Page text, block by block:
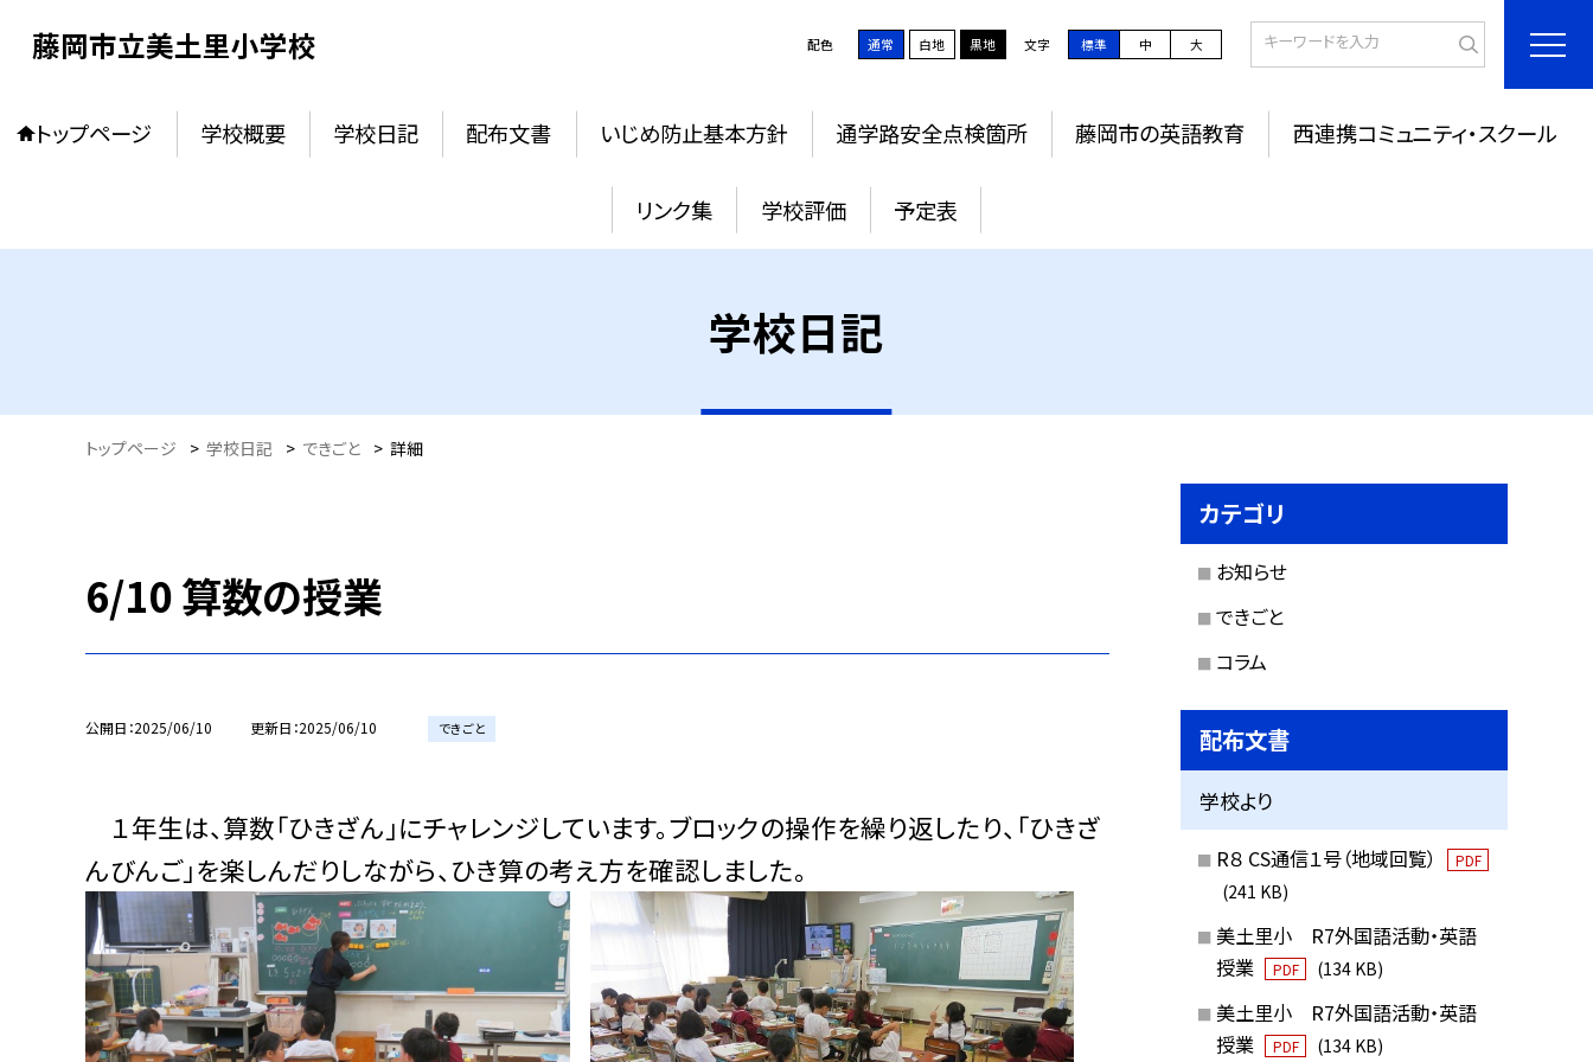
藤岡市立美土里小学校 配色 通常 白地 黒地 文字 標準 中 大
トップページ 学校概要 学校日記 配布文書 いじめ防止基本方針 通学路安全点検箇所 藤岡市の英語教育 西連携コミュニティ・スクール
リンク集 学校評価 予定表
学校日記
トップページ > 学校日記 > できごと > 詳細
6/10 算数の授業
公開日 2025/06/10 更新日 2025/06/10 できごと
１年生は、算数「ひきざん」にチャレンジしています。ブロックの操作を繰り返したり、「ひきざ
んびんご」を楽しんだりしながら、ひき算の考え方を確認しました。
カテゴリ
お知らせ
できごと
コラム
配布文書
学校より
R８ CS通信１号（地域回覧） PDF
(241 KB)
美土里小 R7外国語活動・英語
授業
PDF (134 KB)
美土里小 R7外国語活動・英語
授業
PDF (134 KB)